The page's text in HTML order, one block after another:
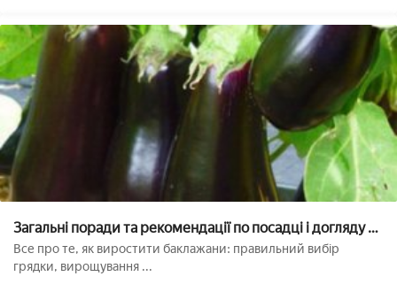
Загальні поради та рекомендації по посадці і догляду за
баклажанами у відкритому грунті
Все про те, як виростити баклажани: правильний вибір
грядки, вирощування ...